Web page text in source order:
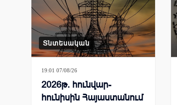
Տնտեսական
19:01 07/08/26
2026թ. հունվար-
հունիսին Հայաստանում